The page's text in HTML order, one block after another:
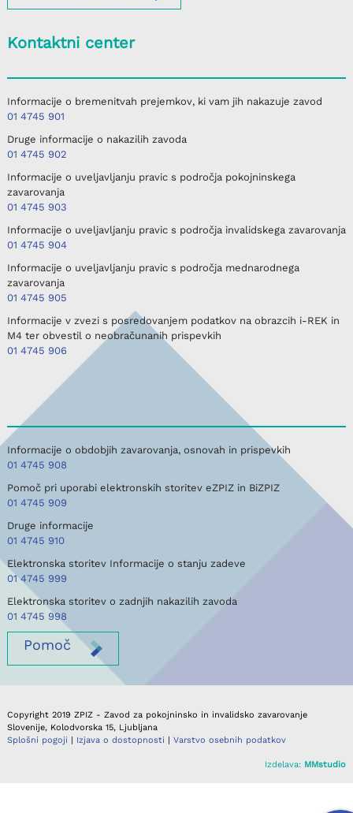
Kontaktni center
Informacije o bremenitvah prejemkov, ki vam jih nakazuje zavod
01 4745 901
Druge informacije o nakazilih zavoda
01 4745 902
Informacije o uveljavljanju pravic s področja pokojninskega
zavarovanja
01 4745 903
Informacije o uveljavljanju pravic s področja invalidskega zavarovanja
01 4745 904
Informacije o uveljavljanju pravic s področja mednarodnega
zavarovanja
01 4745 905
Informacije v zvezi s posredovanjem podatkov na obrazcih i-REK in
M4 ter obvestil o neobračunanih prispevkih
01 4745 906
Informacije o obdobjih zavarovanja, osnovah in prispevkih
01 4745 908
Pomoč pri uporabi elektronskih storitev eZPIZ in BiZPIZ
01 4745 909
Druge informacije
01 4745 910
Elektronska storitev Informacije o stanju zadeve
01 4745 999
Elektronska storitev o zadnjih nakazilih zavoda
01 4745 998
Pomoč
Copyright 2019 ZPIZ - Zavod za pokojninsko in invalidsko zavarovanje
Slovenije, Kolodvorska 15, Ljubljana
Splošni pogoji | Izjava o dostopnosti | Varstvo osebnih podatkov
Izdelava: MMstudio